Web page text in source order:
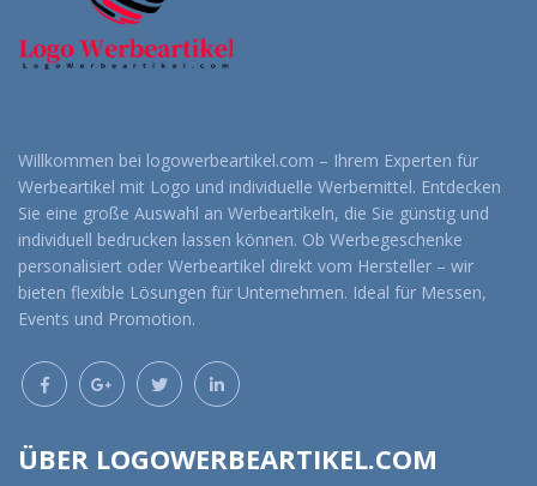
Willkommen bei logowerbeartikel.com – Ihrem Experten für
Werbeartikel mit Logo und individuelle Werbemittel. Entdecken
Sie eine große Auswahl an Werbeartikeln, die Sie günstig und
individuell bedrucken lassen können. Ob Werbegeschenke
personalisiert oder Werbeartikel direkt vom Hersteller – wir
bieten flexible Lösungen für Unternehmen. Ideal für Messen,
Events und Promotion.
ÜBER LOGOWERBEARTIKEL.COM